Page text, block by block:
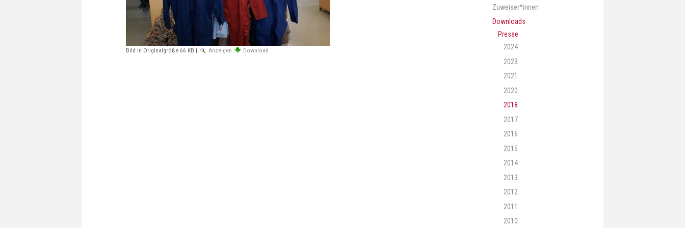
Bild in Originalgröße 66 KB | Anzeigen Download
Zuweiser*innen
Downloads
Presse
2024
2023
2021
2020
2018
2017
2016
2015
2014
2013
2012
2011
2010